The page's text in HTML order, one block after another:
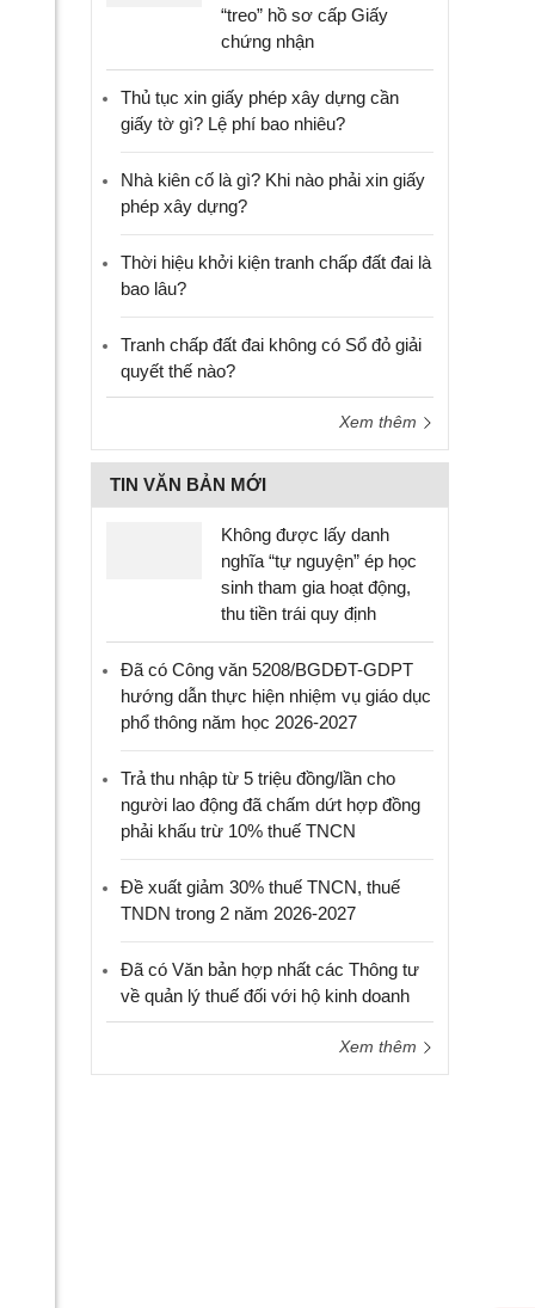
“treo” hồ sơ cấp Giấy
chứng nhận
Thủ tục xin giấy phép xây dựng cần
giấy tờ gì? Lệ phí bao nhiêu?
Nhà kiên cố là gì? Khi nào phải xin giấy
phép xây dựng?
Thời hiệu khởi kiện tranh chấp đất đai là
bao lâu?
Tranh chấp đất đai không có Sổ đỏ giải
quyết thế nào?
Xem thêm
TIN VĂN BẢN MỚI
Không được lấy danh
nghĩa “tự nguyện” ép học
sinh tham gia hoạt động,
thu tiền trái quy định
Đã có Công văn 5208/BGDĐT-GDPT
hướng dẫn thực hiện nhiệm vụ giáo dục
phổ thông năm học 2026-2027
Trả thu nhập từ 5 triệu đồng/lần cho
người lao động đã chấm dứt hợp đồng
phải khấu trừ 10% thuế TNCN
Đề xuất giảm 30% thuế TNCN, thuế
TNDN trong 2 năm 2026-2027
Đã có Văn bản hợp nhất các Thông tư
về quản lý thuế đối với hộ kinh doanh
Xem thêm